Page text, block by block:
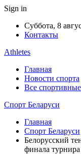
Sign in
Суббота, 8
Контакты
Athletes
Главная
Новости спорта
Все
Спорт Беларуси
Главная
Спорт Беларуси
Белорусский
финала